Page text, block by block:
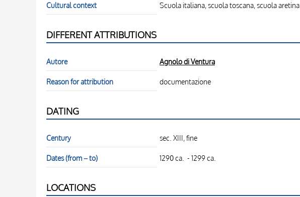
Cultural context Scuola italiana, scuola toscana, scuola aretina
DIFFERENT ATTRIBUTIONS
Autore Agnolo di Ventura
Reason for attribution documentazione
DATING
Century sec. XIII, fine
Dates (from – to) 1290 ca. - 1299 ca.
LOCATIONS